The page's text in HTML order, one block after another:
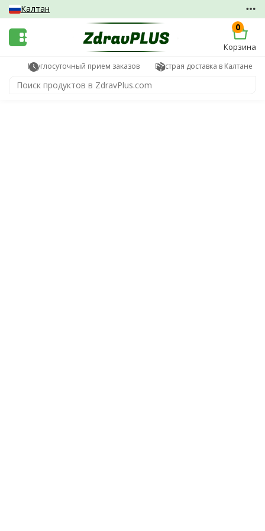
Калтан
0
Корзина
Круглосуточный прием заказов Быстрая доставка в Калтане